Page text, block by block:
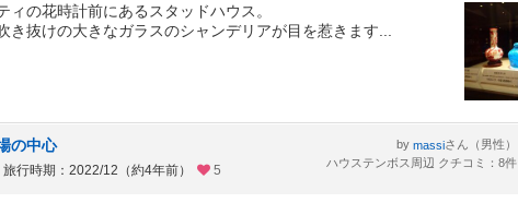
ィの花時計前にあるスタッドハウス。
き抜けの大きなガラスのシャンデリアが目を惹きます
の中心
旅行時期：2022/12（約4年前） 5
by massiさん（男性）
ハウステンボス周辺 クチコミ：8件